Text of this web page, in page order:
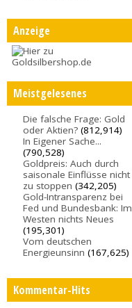
Anzeige
Meistgelesenes
Die falsche Frage: Gold
oder Aktien? (812,914)
In Eigener Sache...
(790,528)
Goldpreis: Auch durch
saisonale Einflüsse nicht
zu stoppen (342,205)
Gold-Intransparenz bei
Fed und Bundesbank: Im
Westen nichts Neues
(195,301)
Vom deutschen
Energieunsinn (167,625)
Kommentar-Hits